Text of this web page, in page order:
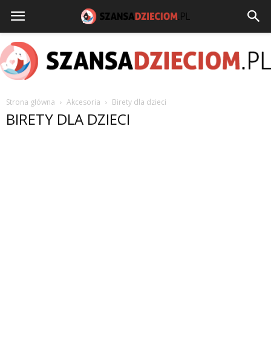
szansadzieciom.pl
Strona główna Akcesoria Birety dla dzieci
BIRETY DLA DZIECI